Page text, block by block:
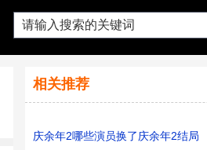
相关推荐
庆余年2哪些演员换了庆余年2结局